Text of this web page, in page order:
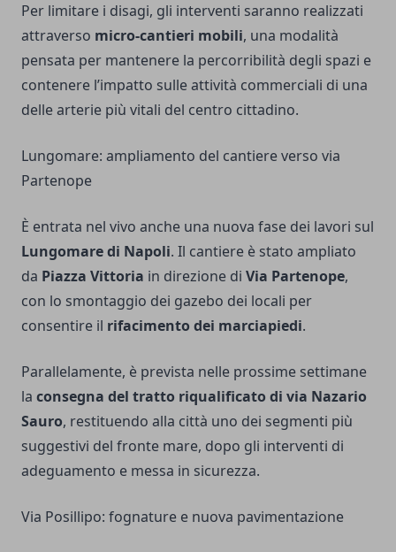
Per limitare i disagi, gli interventi saranno realizzati
attraverso micro-cantieri mobili, una modalità
pensata per mantenere la percorribilità degli spazi e
contenere l’impatto sulle attività commerciali di una
delle arterie più vitali del centro cittadino.
Lungomare: ampliamento del cantiere verso via
Partenope
È entrata nel vivo anche una nuova fase dei lavori sul
Lungomare di Napoli. Il cantiere è stato ampliato
da Piazza Vittoria in direzione di Via Partenope,
con lo smontaggio dei gazebo dei locali per
consentire il rifacimento dei marciapiedi.
Parallelamente, è prevista nelle prossime settimane
la consegna del tratto riqualificato di via Nazario
Sauro, restituendo alla città uno dei segmenti più
suggestivi del fronte mare, dopo gli interventi di
adeguamento e messa in sicurezza.
Via Posillipo: fognature e nuova pavimentazione